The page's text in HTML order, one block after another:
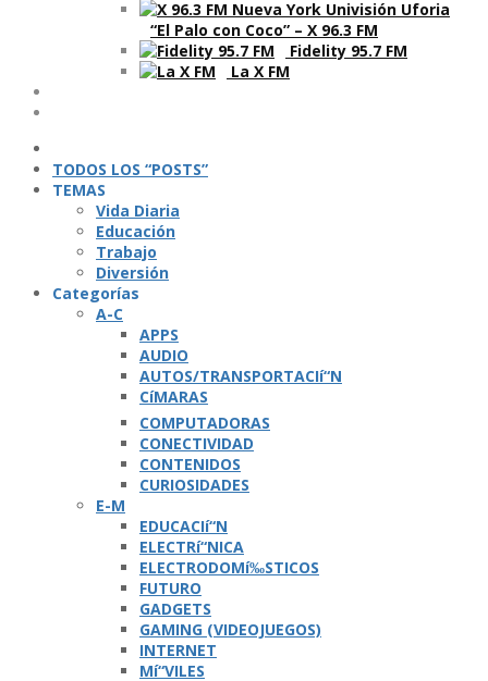
“El Palo con Coco” – X 96.3 FM
Fidelity 95.7 FM
La X FM
TODOS LOS “POSTS”
TEMAS
Vida Diaria
Educación
Trabajo
Diversión
Categorí­as
A-C
APPS
AUDIO
AUTOS/TRANSPORTACIí“N
CíMARAS
COMPUTADORAS
CONECTIVIDAD
CONTENIDOS
CURIOSIDADES
E-M
EDUCACIí“N
ELECTRí“NICA
ELECTRODOMí‰STICOS
FUTURO
GADGETS
GAMING (VIDEOJUEGOS)
INTERNET
Mí“VILES